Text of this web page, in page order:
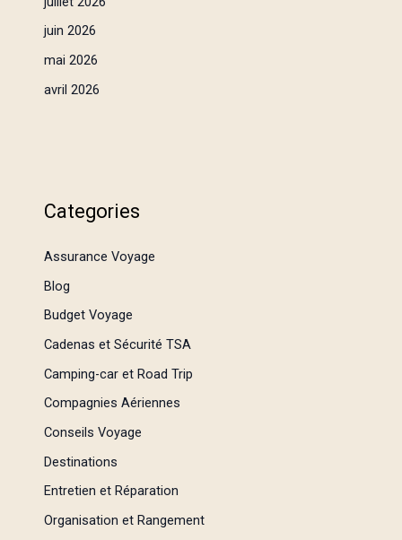
juin 2026
mai 2026
avril 2026
Categories
Assurance Voyage
Blog
Budget Voyage
Cadenas et Sécurité TSA
Camping-car et Road Trip
Compagnies Aériennes
Conseils Voyage
Destinations
Entretien et Réparation
Organisation et Rangement